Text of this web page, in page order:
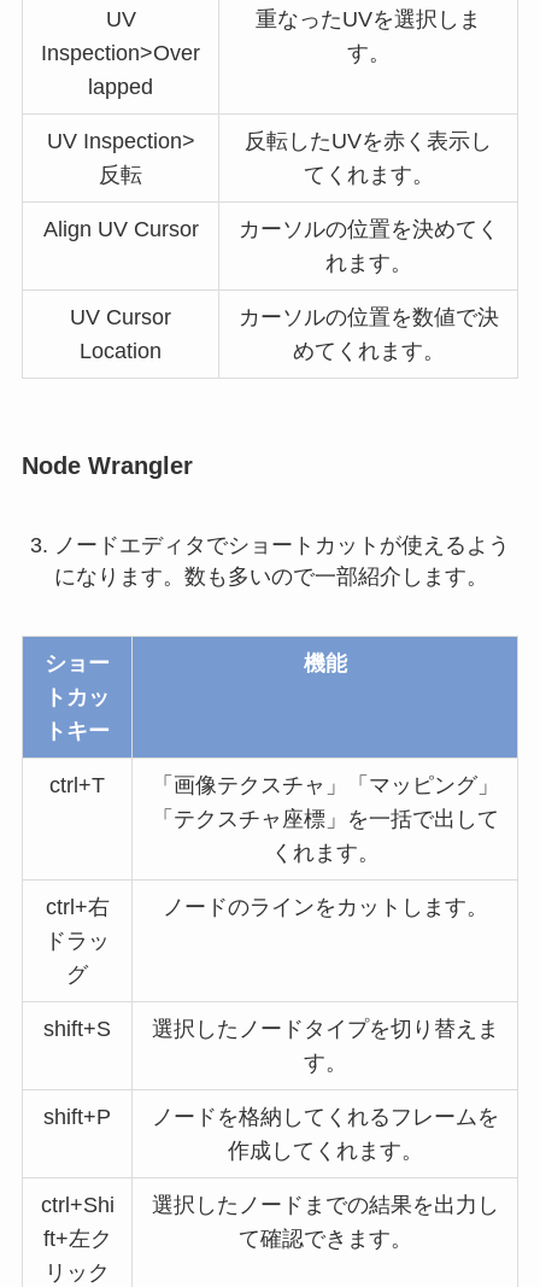
UV
Inspection>Over
lapped
重なったUVを選択しま
す。
UV Inspection>
反転
反転したUVを赤く表示し
てくれます。
Align UV Cursor
カーソルの位置を決めてく
れます。
UV Cursor
Location
カーソルの位置を数値で決
めてくれます。
Node Wrangler
ノードエディタでショートカットが使えるよう
になります。数も多いので一部紹介します。
ショー
トカッ
トキー
機能
ctrl+T
「画像テクスチャ」「マッピング」
「テクスチャ座標」を一括で出して
くれます。
ctrl+右
ドラッ
グ
ノードのラインをカットします。
shift+S
選択したノードタイプを切り替えま
す。
shift+P
ノードを格納してくれるフレームを
作成してくれます。
ctrl+Shi
ft+左ク
リック
選択したノードまでの結果を出力し
て確認できます。